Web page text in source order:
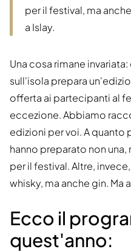
per il festival, ma
a Islay.
Una cosa rimane
sull'isola prepara
offerta ai partecipanti al
eccezione. Abbiamo
edizioni per voi. A quanto
hanno preparato non
per il festival. Altre,
whisky, ma anche gin. Ma
Ecco il
quest'anno: